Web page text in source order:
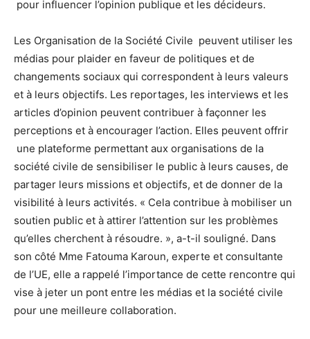
pour influencer l’opinion publique et les décideurs.
Les Organisation de la Société Civile peuvent utiliser les
médias pour plaider en faveur de politiques et de
changements sociaux qui correspondent à leurs valeurs
et à leurs objectifs. Les reportages, les interviews et les
articles d’opinion peuvent contribuer à façonner les
perceptions et à encourager l’action. Elles peuvent offrir
une plateforme permettant aux organisations de la
société civile de sensibiliser le public à leurs causes, de
partager leurs missions et objectifs, et de donner de la
visibilité à leurs activités. « Cela contribue à mobiliser un
soutien public et à attirer l’attention sur les problèmes
qu’elles cherchent à résoudre. », a-t-il souligné. Dans
son côté Mme Fatouma Karoun, experte et consultante
de l’UE, elle a rappelé l’importance de cette rencontre qui
vise à jeter un pont entre les médias et la société civile
pour une meilleure collaboration.